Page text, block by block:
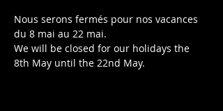
Nous serons fermés pour nos vacances
du 8 mai au 22 mai.
We will be closed for our holidays the
8th May until the 22nd May.